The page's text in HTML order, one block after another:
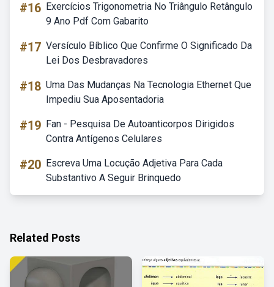
#16 Exercícios Trigonometria No Triângulo Retângulo
9 Ano Pdf Com Gabarito
#17 Versículo Bíblico Que Confirme O Significado Da
Lei Dos Desbravadores
#18 Uma Das Mudanças Na Tecnologia Ethernet Que
Impediu Sua Aposentadoria
#19 Fan - Pesquisa De Autoanticorpos Dirigidos
Contra Antígenos Celulares
#20 Escreva Uma Locução Adjetiva Para Cada
Substantivo A Seguir Brinquedo
Related Posts